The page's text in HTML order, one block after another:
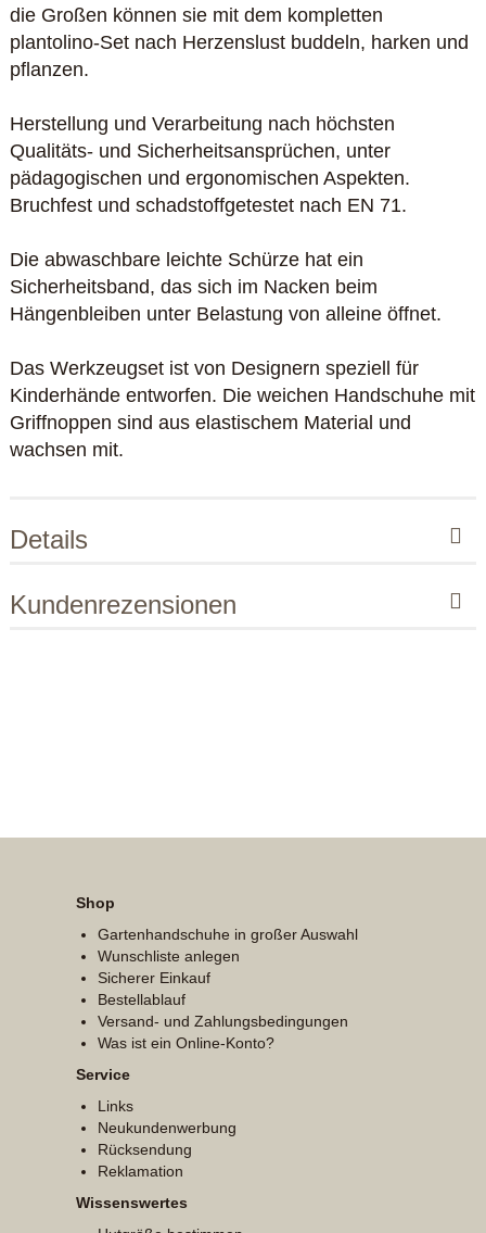
die Großen können sie mit dem kompletten
plantolino-Set nach Herzenslust buddeln, harken und
pflanzen.
Herstellung und Verarbeitung nach höchsten
Qualitäts- und Sicherheitsansprüchen, unter
pädagogischen und ergonomischen Aspekten.
Bruchfest und schadstoffgetestet nach EN 71.
Die abwaschbare leichte Schürze hat ein
Sicherheitsband, das sich im Nacken beim
Hängenbleiben unter Belastung von alleine öffnet.
Das Werkzeugset ist von Designern speziell für
Kinderhände entworfen. Die weichen Handschuhe mit
Griffnoppen sind aus elastischem Material und
wachsen mit.
Details
Kundenrezensionen
Shop
Gartenhandschuhe in großer Auswahl
Wunschliste anlegen
Sicherer Einkauf
Bestellablauf
Versand- und Zahlungsbedingungen
Was ist ein Online-Konto?
Service
Links
Neukundenwerbung
Rücksendung
Reklamation
Wissenswertes